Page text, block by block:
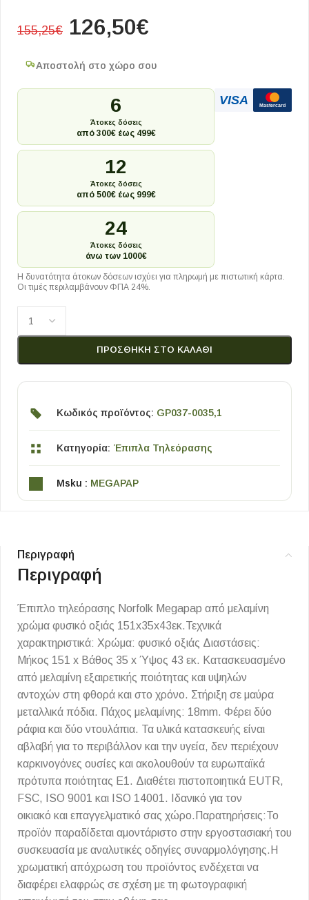
155,25€ 126,50€
Αποστολή στο χώρο σου
6
Άτοκες δόσεις
από 300€ έως 499€
12
Άτοκες δόσεις
από 500€ έως 999€
24
Άτοκες δόσεις
άνω των 1000€
VISA Mastercard
Η δυνατότητα άτοκων δόσεων ισχύει για πληρωμή με πιστωτική κάρτα.
Οι τιμές περιλαμβάνουν ΦΠΑ 24%.
ΠΡΟΣΘΉΚΗ ΣΤΟ ΚΑΛΆΘΙ
Κωδικός προϊόντος: GP037-0035,1
Κατηγορία: Έπιπλα Τηλεόρασης
Msku : MEGAPAP
Περιγραφή
Περιγραφή
Έπιπλο τηλεόρασης Norfolk Megapap από μελαμίνη
χρώμα φυσικό οξιάς 151x35x43εκ.Τεχνικά
χαρακτηριστικά: Χρώμα: φυσικό οξιάς Διαστάσεις:
Μήκος 151 x Βάθος 35 x Ύψος 43 εκ. Κατασκευασμένο
από μελαμίνη εξαιρετικής ποιότητας και υψηλών
αντοχών στη φθορά και στο χρόνο. Στήριξη σε μαύρα
μεταλλικά πόδια. Πάχος μελαμίνης: 18mm. Φέρει δύο
ράφια και δύο ντουλάπια. Τα υλικά κατασκευής είναι
αβλαβή για το περιβάλλον και την υγεία, δεν περιέχουν
καρκινογόνες ουσίες και ακολουθούν τα ευρωπαϊκά
πρότυπα ποιότητας Ε1. Διαθέτει πιστοποιητικά EUTR,
FSC, ISO 9001 και ISO 14001. Ιδανικό για τον
οικιακό και επαγγελματικό σας χώρο.Παρατηρήσεις:Το
προϊόν παραδίδεται αμοντάριστο στην εργοστασιακή του
συσκευασία με αναλυτικές οδηγίες συναρμολόγησης.Η
χρωματική απόχρωση του προϊόντος ενδέχεται να
διαφέρει ελαφρώς σε σχέση με τη φωτογραφική